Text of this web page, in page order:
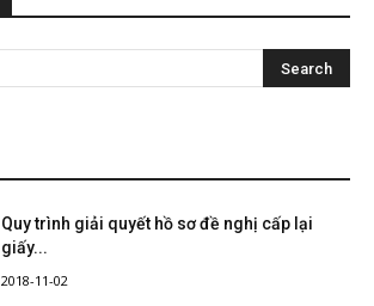
Quy trình giải quyết hồ sơ đề nghị cấp lại
giấy...
2018-11-02